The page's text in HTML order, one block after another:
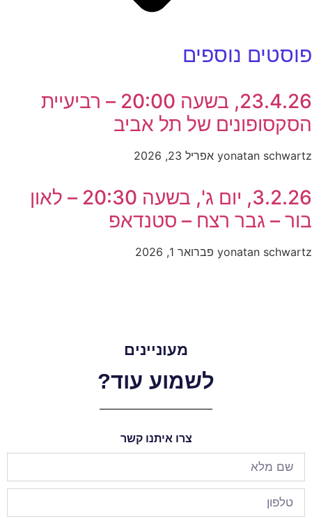
פוסטים נוספים
23.4.26, בשעה 20:00 – רביעיית
הסקסופונים של תל אביב
yonatan schwartz אפריל 23, 2026
3.2.26, יום ג', בשעה 20:30 – לאון
בור – גבר רצח – סטנדאפ
yonatan schwartz פברואר 1, 2026
מעוניינים
לשמוע עוד?
צרו איתנו קשר